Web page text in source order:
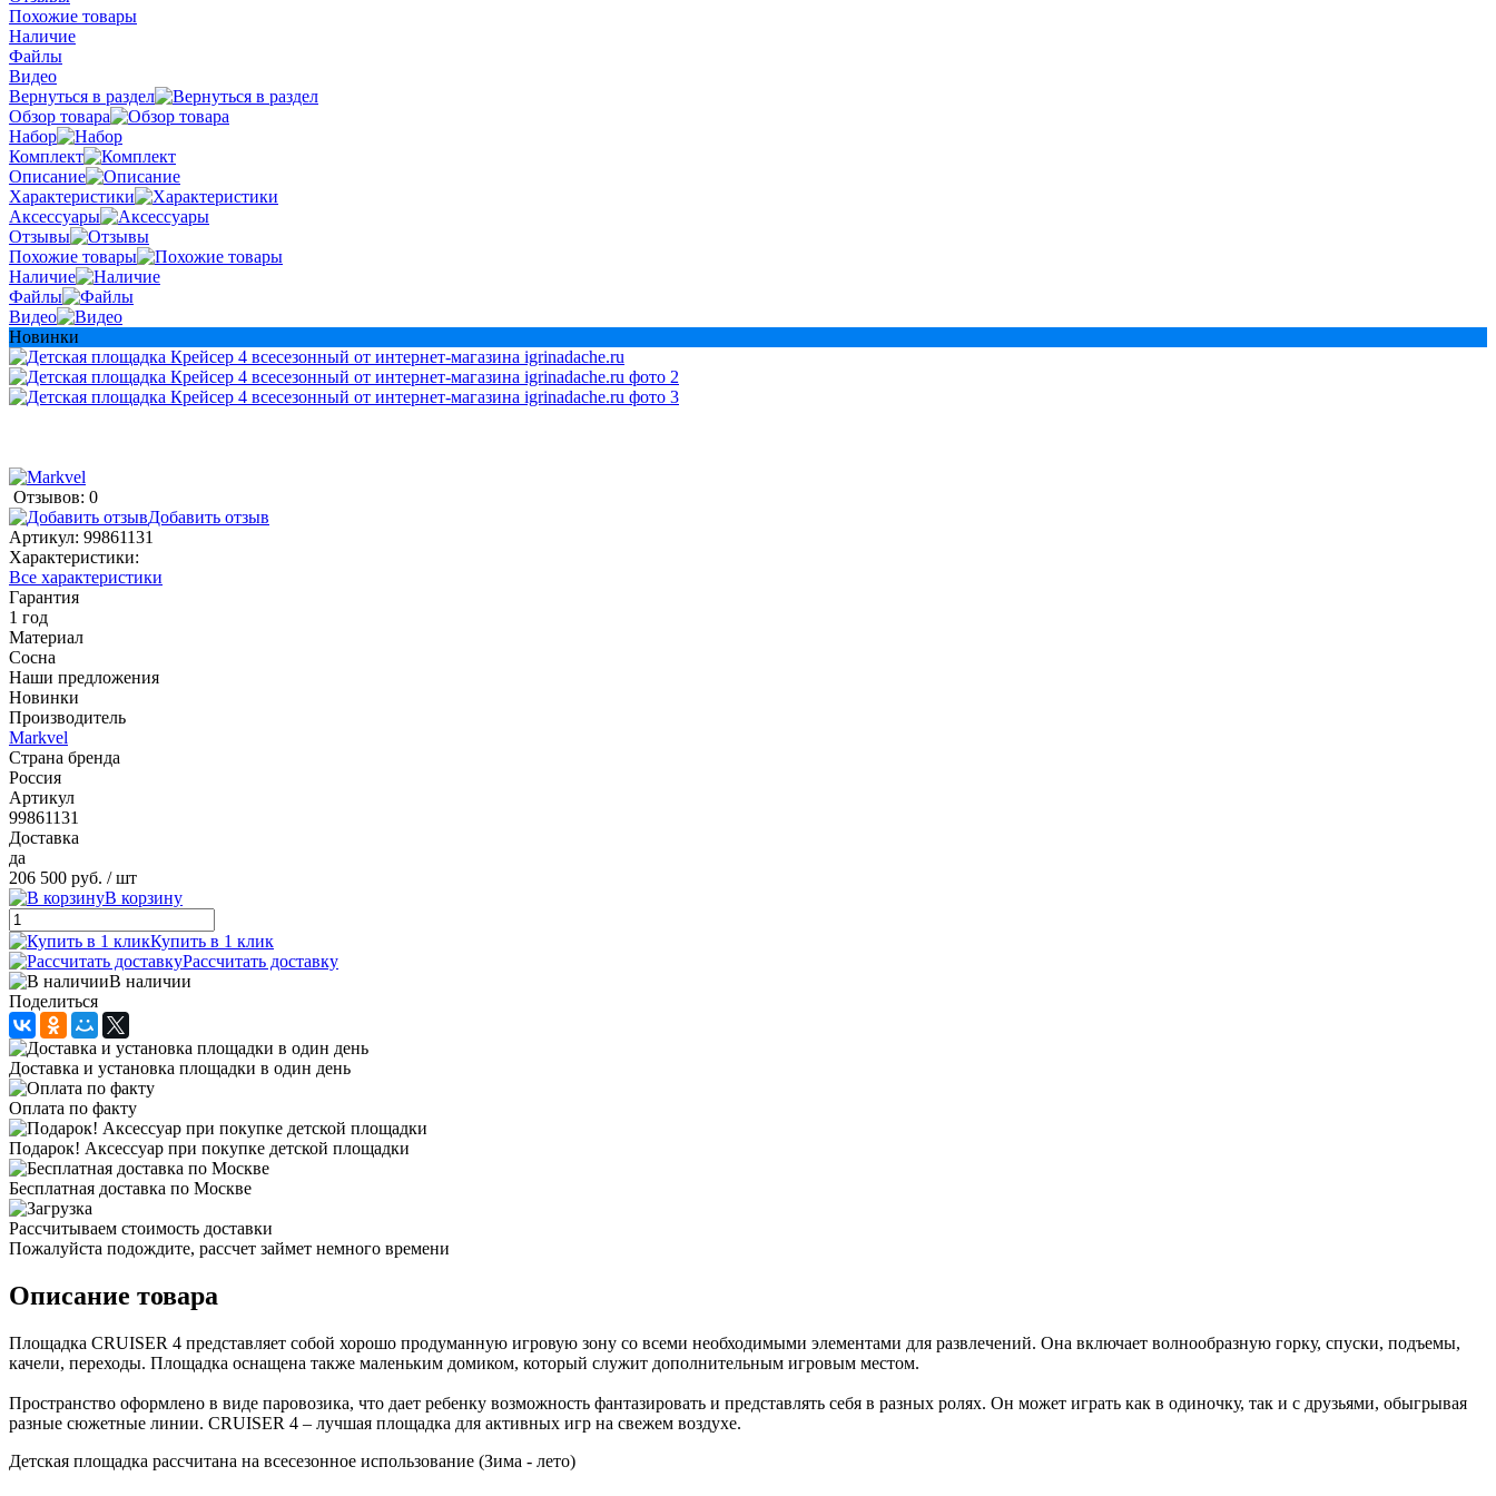
Похожие товары
Наличие
Файлы
Видео
Вернуться в раздел
Обзор товара
Набор
Комплект
Описание
Характеристики
Аксессуары
Отзывы
Похожие товары
Наличие
Файлы
Видео
Новинки
Отзывов: 0
Добавить отзыв
Артикул: 99861131
Характеристики:
Все характеристики
Гарантия
1 год
Материал
Сосна
Наши предложения
Новинки
Производитель
Markvel
Страна бренда
Россия
Артикул
99861131
Доставка
да
206 500 руб. / шт
В корзину
Купить в 1 клик
Рассчитать доставку
В наличии
Поделиться
Доставка и установка площадки в один день
Оплата по факту
Подарок! Аксессуар при покупке детской площадки
Бесплатная доставка по Москве
Рассчитываем стоимость доставки
Пожалуйста подождите, рассчет займет немного времени
Описание товара
Площадка CRUISER 4 представляет собой хорошо продуманную игровую зону со всеми необходимыми элементами для развлечений. Она включает волнообразную горку, спуски, подъемы,
качели, переходы. Площадка оснащена также маленьким домиком, который служит дополнительным игровым местом.
Пространство оформлено в виде паровозика, что дает ребенку возможность фантазировать и представлять себя в разных ролях. Он может играть как в одиночку, так и с друзьями, обыгрывая
разные сюжетные линии. CRUISER 4 – лучшая площадка для активных игр на свежем воздухе.
Детская площадка рассчитана на всесезонное использование (Зима - лето)